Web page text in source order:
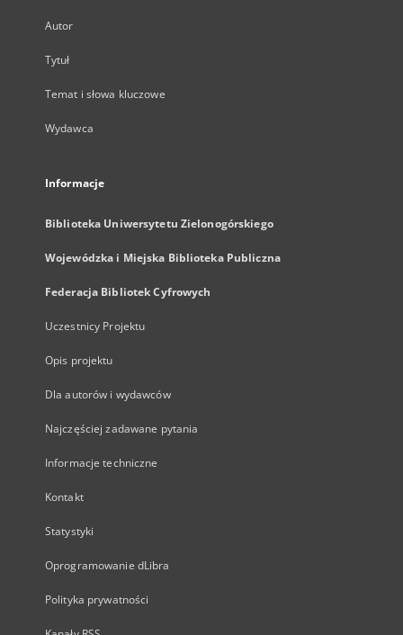
Autor
Tytuł
Temat i słowa kluczowe
Wydawca
Informacje
Biblioteka Uniwersytetu Zielonogórskiego
Wojewódzka i Miejska Biblioteka Publiczna
Federacja Bibliotek Cyfrowych
Uczestnicy Projektu
Opis projektu
Dla autorów i wydawców
Najczęściej zadawane pytania
Informacje techniczne
Kontakt
Statystyki
Oprogramowanie dLibra
Polityka prywatności